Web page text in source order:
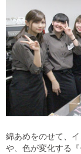
綿あめをのせて、
や、色が変化する